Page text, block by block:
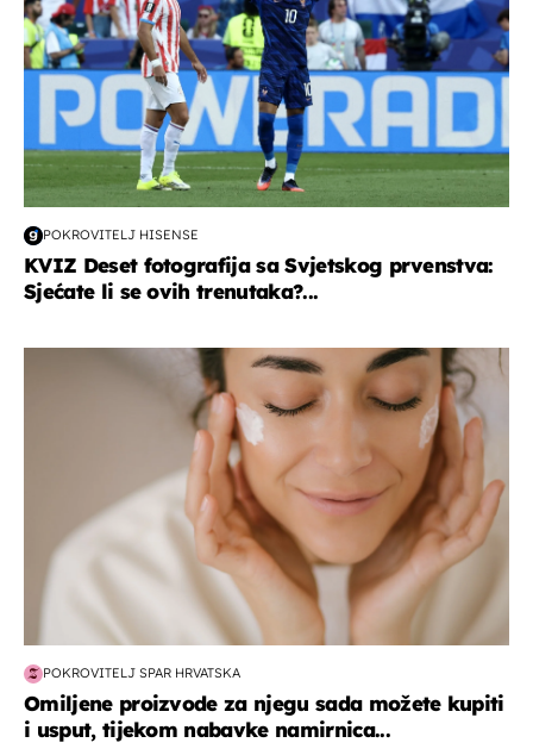
POKROVITELJ HISENSE
KVIZ Deset fotografija sa Svjetskog prvenstva:
Sjećate li se ovih trenutaka?...
moda & ljepota
POKROVITELJ SPAR HRVATSKA
Omiljene proizvode za njegu sada možete kupiti
i usput, tijekom nabavke namirnica...